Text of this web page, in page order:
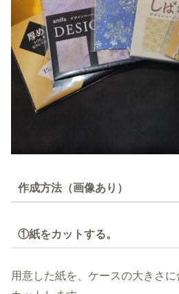
作成方法（画像あり）
①紙をカットする。
用意した紙を、ケースの大きさ